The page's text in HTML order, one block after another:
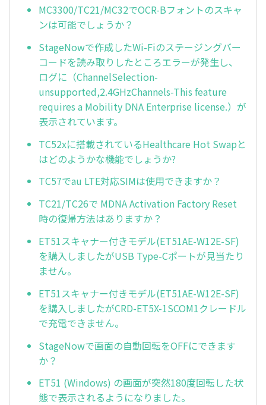
MC3300/TC21/MC32でOCR-Bフォントのスキャ
ンは可能でしょうか？
StageNowで作成したWi-Fiのステージングバー
コードを読み取りしたところエラーが発生し、
ログに（ChannelSelection-
unsupported,2.4GHzChannels-This feature
requires a Mobility DNA Enterprise license.）が
表示されています。
TC52xに搭載されているHealthcare Hot Swapと
はどのようかな機能でしょうか?
TC57でau LTE対応SIMは使用できますか？
TC21/TC26で MDNA Activation Factory Reset
時の復帰方法はありますか？
ET51スキャナー付きモデル(ET51AE-W12E-SF)
を購入しましたがUSB Type-Cポートが見当たり
ません。
ET51スキャナー付きモデル(ET51AE-W12E-SF)
を購入しましたがCRD-ET5X-1SCOM1クレードル
で充電できません。
StageNowで画面の自動回転をOFFにできます
か？
ET51 (Windows) の画面が突然180度回転した状
態で表示されるようになりました。